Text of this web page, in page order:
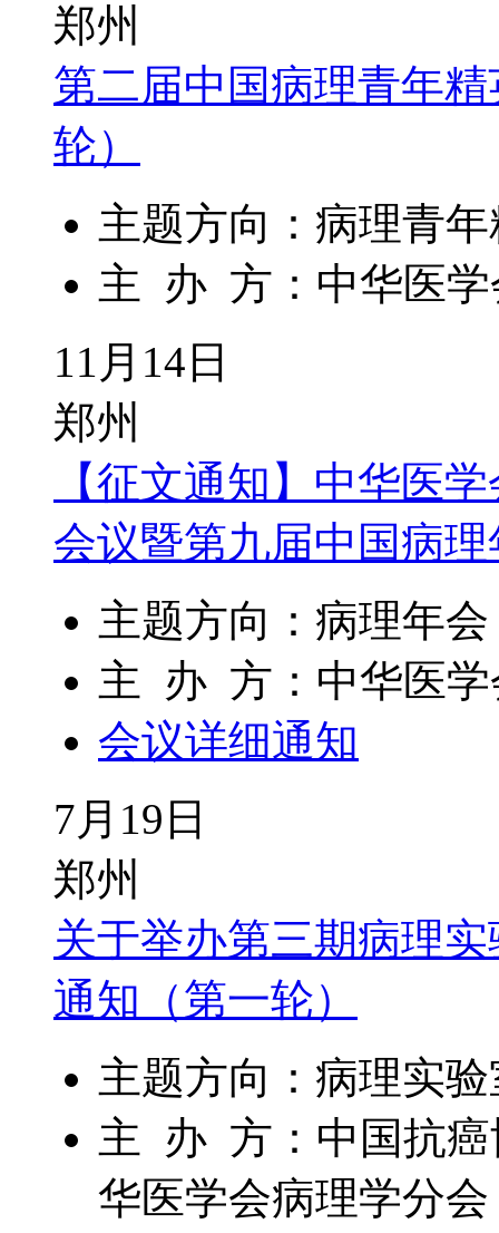
郑州
第二届中国病理青年
轮）
主题方向：病理青
主 办 方：中华医学
11月14日
郑州
【征文通知】中华医
会议暨第九届中国病理
主题方向：病理年会
主 办 方：中华医学
会议详细通知
7月19日
郑州
关于举办第三期病理
通知（第一轮）
主题方向：病理实
主 办 方：中国抗癌
华医学会病理学分会